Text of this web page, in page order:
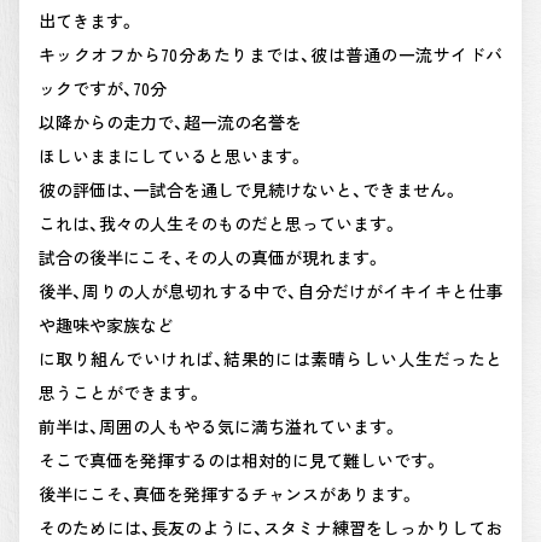
出てきます。
キックオフから70分あたりまでは、彼は普通の一流サイドバ
ックですが、70分
以降からの走力で、超一流の名誉を
ほしいままにしていると思います。
彼の評価は、一試合を通しで見続けないと、できません。
これは、我々の人生そのものだと思っています。
試合の後半にこそ、その人の真価が現れます。
後半、周りの人が息切れする中で、自分だけがイキイキと仕事
や趣味や家族など
に取り組んでいければ、結果的には素晴らしい人生だったと
思うことができます。
前半は、周囲の人もやる気に満ち溢れています。
そこで真価を発揮するのは相対的に見て難しいです。
後半にこそ、真価を発揮するチャンスがあります。
そのためには、長友のように、スタミナ練習をしっかりしてお